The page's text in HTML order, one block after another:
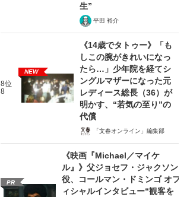
生”
平田 裕介
8位
8
NEW
《14歳でタトゥー》「も
しこの腕がきれいになっ
たら…」少年院を経てシ
ングルマザーになった元
レディース総長（36）が
明かす、“若気の至り”の
代償
「文春オンライン」編集部
PR
《映画『Michael／マイケ
ル』》父ジョセフ・ジャクソン
役、コールマン・ドミンゴ オフ
ィシャルインタビュー“観客を